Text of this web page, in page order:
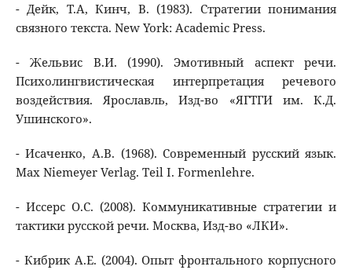
- Дейк, Т.А, Кинч, В. (1983). Стратегии понимания
связного текста. New York: Academic Press.
- Жельвис В.И. (1990). Эмотивный аспект речи.
Психолингвистическая интерпретация речевого
воздействия. Ярославль, Изд-во «ЯГТГИ им. К.Д.
Ушинского».
- Исаченко, А.В. (1968). Современный русский язык.
Мax Niemeyer Verlag. Teil I. Formenlehre.
- Иссерс О.С. (2008). Коммуникативные стратегии и
тактики русской речи. Москва, Изд-во «ЛКИ».
- Кибрик А.Е. (2004). Опыт фронтального корпусного